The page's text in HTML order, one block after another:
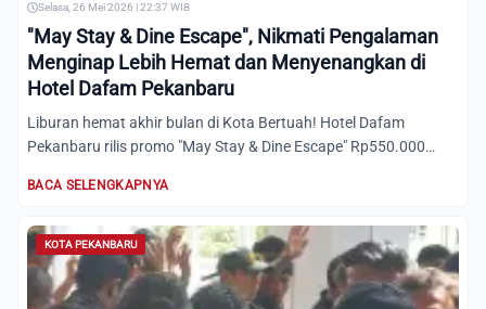
Selasa, 26 Mei 2026 | 22:37 WIB
"May Stay & Dine Escape", Nikmati Pengalaman
Menginap Lebih Hemat dan Menyenangkan di
Hotel Dafam Pekanbaru
Liburan hemat akhir bulan di Kota Bertuah! Hotel Dafam
Pekanbaru rilis promo "May Stay & Dine Escape" Rp550.000
BACA SELENGKAPNYA
KOTA PEKANBARU